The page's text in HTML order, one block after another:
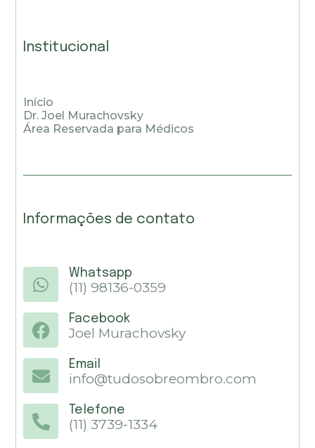
Institucional
Início
Dr. Joel Murachovsky
Área Reservada para Médicos
Informações de contato
Whatsapp
(11) 98136-0359
Facebook
Joel Murachovsky
Email
info@tudosobreombro.com
Telefone
(11) 3739-1334